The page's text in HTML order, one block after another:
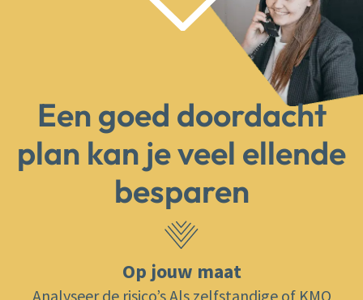
Een goed doordacht
plan kan je veel ellende
besparen
Op jouw maat
Analyseer de risico’s Als zelfstandige of KMO